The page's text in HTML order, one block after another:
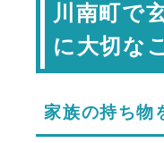
川南町で
に大切な
家族の持ち物